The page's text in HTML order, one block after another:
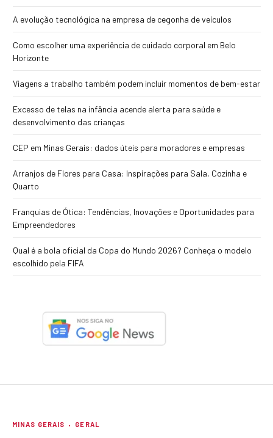
A evolução tecnológica na empresa de cegonha de veículos
Como escolher uma experiência de cuidado corporal em Belo
Horizonte
Viagens a trabalho também podem incluir momentos de bem-estar
Excesso de telas na infância acende alerta para saúde e
desenvolvimento das crianças
CEP em Minas Gerais: dados úteis para moradores e empresas
Arranjos de Flores para Casa: Inspirações para Sala, Cozinha e
Quarto
Franquias de Ótica: Tendências, Inovações e Oportunidades para
Empreendedores
Qual é a bola oficial da Copa do Mundo 2026? Conheça o modelo
escolhido pela FIFA
MINAS GERAIS GERAL